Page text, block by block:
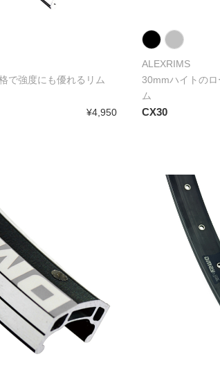
で強度にも優れるリム
¥4,950
ALEXRIMS
30mmハイトのロ
ム
CX30